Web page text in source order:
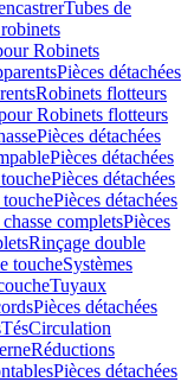
Tubes de
Robinets
Pièces détachées
Robinets flotteurs
Robinets flotteurs
Pièces détachées
Pièces détachées
Pièces détachées
Pièces détachées
completsPièces
Rinçage double
toucheSystèmes
Tuyaux
Pièces détachées
TésCirculation
Réductions
Pièces détachées